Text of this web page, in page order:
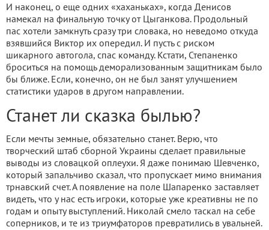
И наконец, о еще одних «хаханьках», когда Денисов
намекал на финальную точку от Цыганкова. Продольный
пас хотели замкнуть сразу три словака, но неведомо откуда
взявшийся Виктор их опередил. И пусть с риском
шикарного автогола, спас команду. Кстати, Степаненко
броситься на помощь деморализованным защитникам было
бы ближе. Если, конечно, он не был занят улучшением
статистики ударов в другом направлении.
Станет ли сказка былью?
Если мечты земные, обязательно станет. Верю, что
творческий штаб сборной Украины сделает правильные
выводы из словацкой оплеухи. Я даже понимаю Шевченко,
который запальчиво сказал, что пропускает мимо внимания
трнавский счет. А появление на поле Шапаренко заставляет
видеть, что у нас есть игроки, которые уже креативны не по
годам и опыту выступлений. Николай смело таскал на себе
соперников, и те из триумфаторов превратились в увальней.